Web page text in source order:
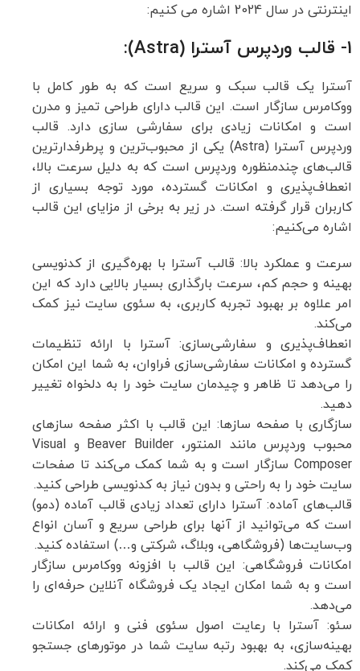
اینترنتی در سال 2024 اشاره می کنیم:
1- قالب وردپرس آسترا (Astra):
آسترا یک قالب سبک و سریع است که به طور کامل با
ووکامرس سازگار است. این قالب دارای طراحی تمیز و مدرن
است و امکانات زیادی برای سفارشی سازی دارد. قالب
وردپرس آسترا (Astra) یکی از محبوب‌ترین و پرطرفدارترین
قالب‌های چندمنظوره وردپرس است که به دلیل سرعت بالا،
انعطاف‌پذیری و امکانات گسترده، مورد توجه بسیاری از
کاربران قرار گرفته است. در زیر به برخی از مزایای این قالب
اشاره می‌کنیم:
سرعت و عملکرد بالا: قالب آسترا با بهره‌گیری از کدنویسی
بهینه و حجم کم، سرعت بارگذاری بسیار بالایی دارد که این
امر علاوه بر بهبود تجربه کاربری، به سئوی سایت نیز کمک
می‌کند.
انعطاف‌پذیری و سفارشی‌سازی: آسترا با ارائه تنظیمات
گسترده و امکانات سفارشی‌سازی فراوان، به شما این امکان
را می‌دهد تا ظاهر و چیدمان سایت خود را به دلخواه تغییر
دهید.
سازگاری با صفحه سازها: این قالب با اکثر صفحه سازهای
محبوب وردپرس مانند المنتور، Beaver Builder و Visual
Composer سازگار است و به شما کمک می‌کند تا صفحات
سایت خود را به راحتی و بدون نیاز به کدنویسی طراحی کنید.
قالب‌های آماده: آسترا دارای تعداد زیادی قالب آماده (دمو)
است که می‌توانید از آنها برای طراحی سریع و آسان انواع
وب‌سایت‌ها (فروشگاهی، وبلاگ، شرکتی و…) استفاده کنید.
امکانات فروشگاهی: این قالب با افزونه ووکامرس سازگار
است و به شما امکان ایجاد یک فروشگاه آنلاین حرفه‌ای را
می‌دهد.
سئو: آسترا با رعایت اصول سئوی فنی و ارائه امکانات
بهینه‌سازی، به بهبود رتبه سایت شما در موتورهای جستجو
کمک می‌کند.